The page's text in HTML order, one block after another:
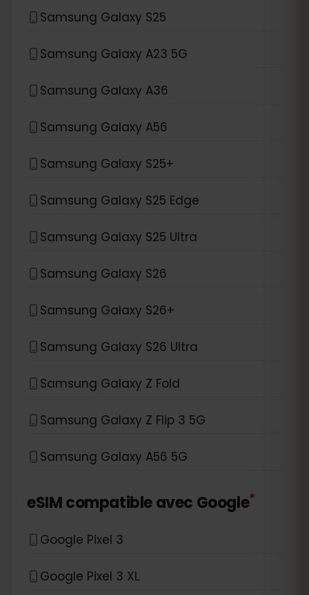
Samsung Galaxy S25
Samsung Galaxy A23 5G
Samsung Galaxy A36
Samsung Galaxy A56
Samsung Galaxy S25+
Samsung Galaxy S25 Edge
Samsung Galaxy S25 Ultra
Samsung Galaxy S26
Samsung Galaxy S26+
Samsung Galaxy S26 Ultra
Samsung Galaxy Z Fold
Samsung Galaxy Z Flip 3 5G
Samsung Galaxy A56 5G
eSIM compatible avec Google*
Google Pixel 3
Google Pixel 3 XL